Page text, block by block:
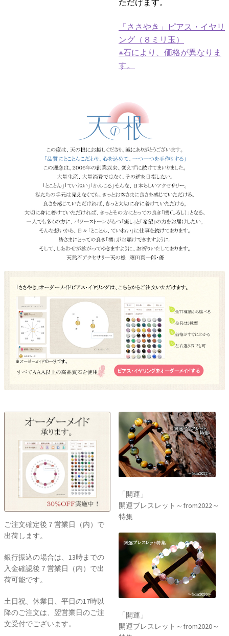
「ささやき」ピアス・イヤリ
ング（８ミリ玉）
※石により、価格が異なりま
す。
ご注文確定後７営業日（内）で
出荷します。
銀行振込の場合は、13時までの
入金確認後７営業日（内）で出
荷可能です。
土日祝、休業日、平日の17時以
降のご注文は、翌営業日のご注
文受付でございます。
「開運」
開運ブレスレット～from2022～
特集
「開運」
開運ブレスレット～from2020～